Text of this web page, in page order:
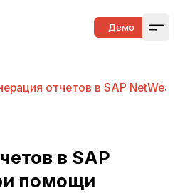
Демо
отчетов в SAP
в SAP
помощи